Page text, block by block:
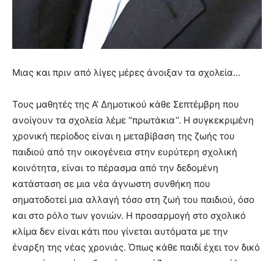
Μιας και πριν από λίγες μέρες άνοιξαν τα σχολεία…
Τους μαθητές της Α’ Δημοτικού κάθε Σεπτέμβρη που
ανοίγουν τα σχολεία λέμε ‘’πρωτάκια’’. Η συγκεκριμένη
χρονική περίοδος είναι η μεταβίβαση της ζωής του
παιδιού από την οικογένεια στην ευρύτερη σχολική
κοινότητα, είναι το πέρασμα από την δεδομένη
κατάσταση σε μια νέα άγνωστη συνθήκη που
σηματοδοτεί μια αλλαγή τόσο στη ζωή του παιδιού, όσο
και στο ρόλο των γονιών. Η προσαρμογή στο σχολικό
κλίμα δεν είναι κάτι που γίνεται αυτόματα με την
έναρξη της νέας χρονιάς. Όπως κάθε παιδί έχει τον δικό